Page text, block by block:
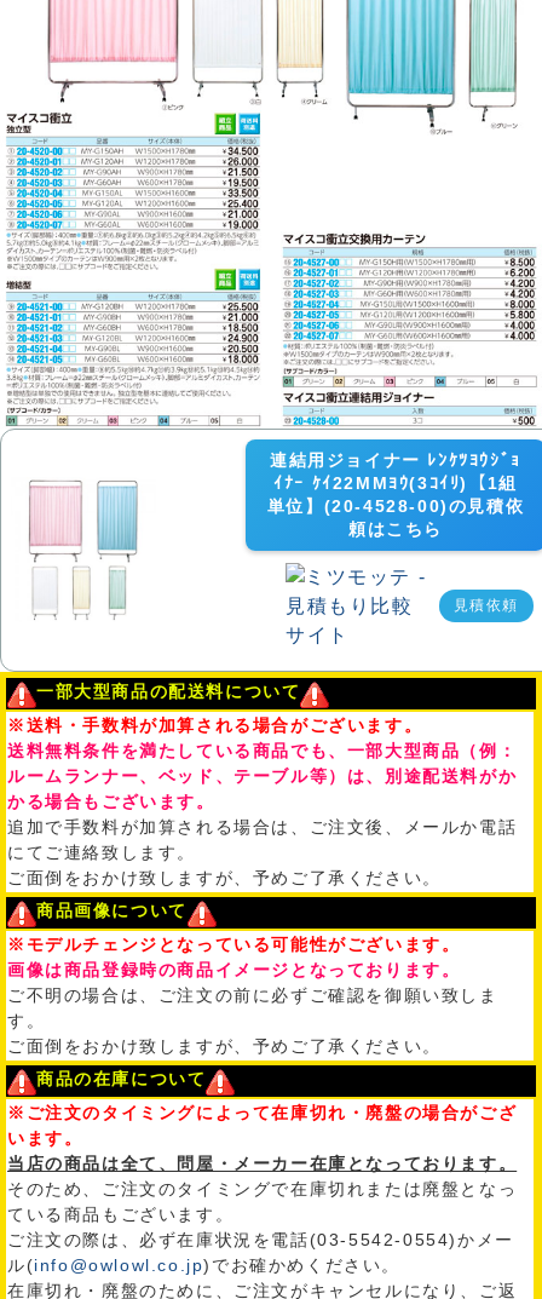
連結用ジョイナー ﾚﾝｹﾂﾖｳｼﾞｮ
ｲﾅｰ ｹｲ22MMﾖｳ(3ｺｲﾘ)【1組
単位】(20-4528-00)の見積依
頼はこちら
見積依頼
一部大型商品の配送料について
※送料・手数料が加算される場合がございます。
送料無料条件を満たしている商品でも、一部大型商品（例：
ルームランナー、ベッド、テーブル等）は、別途配送料がか
かる場合もございます。
追加で手数料が加算される場合は、ご注文後、メールか電話
にてご連絡致します。
ご面倒をおかけ致しますが、予めご了承ください。
商品画像について
※モデルチェンジとなっている可能性がございます。
画像は商品登録時の商品イメージとなっております。
ご不明の場合は、ご注文の前に必ずご確認を御願い致しま
す。
ご面倒をおかけ致しますが、予めご了承ください。
商品の在庫について
※ご注文のタイミングによって在庫切れ・廃盤の場合がござ
います。
当店の商品は全て、問屋・メーカー在庫となっております。
そのため、ご注文のタイミングで在庫切れまたは廃盤となっ
ている商品もございます。
ご注文の際は、必ず在庫状況を電話(03-5542-0554)かメー
ル(info@owlowl.co.jp)でお確かめください。
在庫切れ・廃盤のために、ご注文がキャンセルになり、ご返